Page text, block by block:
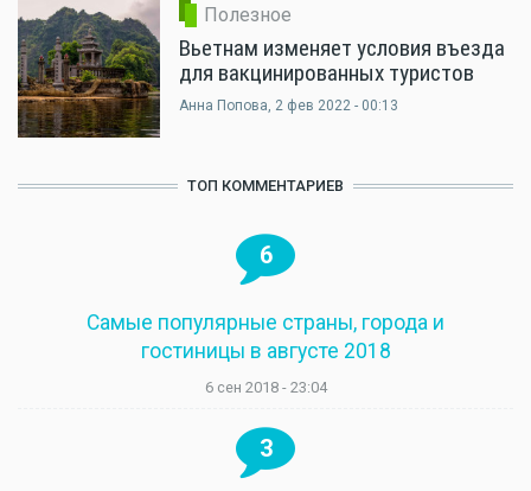
Полезное
Вьетнам изменяет условия въезда
для вакцинированных туристов
Анна Попова, 2 фев 2022 - 00:13
ТОП КОММЕНТАРИЕВ
6
Самые популярные страны, города и
гостиницы в августе 2018
6 сен 2018 - 23:04
3